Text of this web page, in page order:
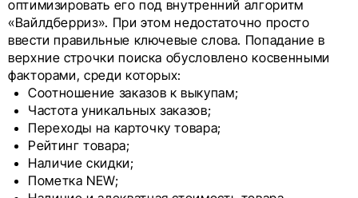
оптимизировать его под внутренний алгоритм
«Вайлдберриз». При этом недостаточно просто
ввести правильные ключевые слова. Попадание в
верхние строчки поиска обусловлено косвенными
факторами, среди которых:
Соотношение заказов к выкупам;
Частота уникальных заказов;
Переходы на карточку товара;
Рейтинг товара;
Наличие скидки;
Пометка NEW;